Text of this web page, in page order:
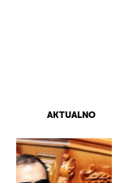
AKTUALNO